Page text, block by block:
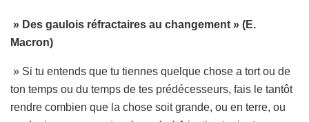
» Des gaulois réfractaires au changement » (E.
Macron)
» Si tu entends que tu tiennes quelque chose a tort ou de
ton temps ou du temps de tes prédécesseurs, fais le tantôt
rendre combien que la chose soit grande, ou en terre, ou